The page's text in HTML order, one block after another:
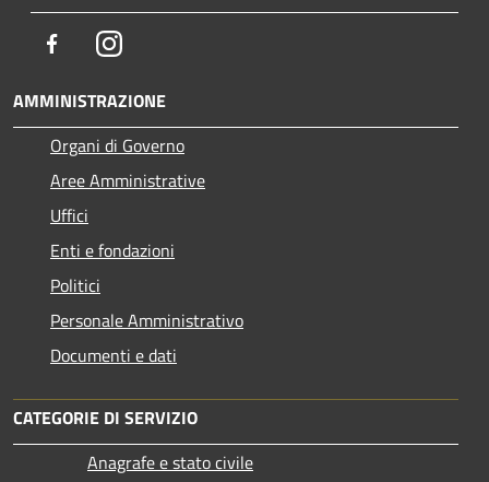
FacebookInstagram
AMMINISTRAZIONE
Organi di Governo
Aree Amministrative
Uffici
Enti e fondazioni
Politici
Personale Amministrativo
Documenti e dati
CATEGORIE DI SERVIZIO
Anagrafe e stato civile